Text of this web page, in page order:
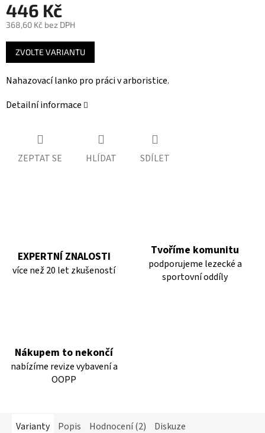
446 Kč
368,60 Kč bez DPH
Měrná
cena:
ZVOLTE VARIANTU
Nahazovací lanko pro práci v arboristice.
Detailní informace
ZEPTAT SE HLÍDAT SDÍLET
EXPERTNÍ ZNALOSTI
více než 20 let zkušeností
Tvoříme komunitu
podporujeme lezecké a
sportovní oddíly
Nákupem to nekončí
nabízíme revize vybavení a
OOPP
Varianty Popis Hodnocení (2)
Diskuze